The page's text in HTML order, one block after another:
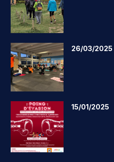
26/03/2025
15/01/2025